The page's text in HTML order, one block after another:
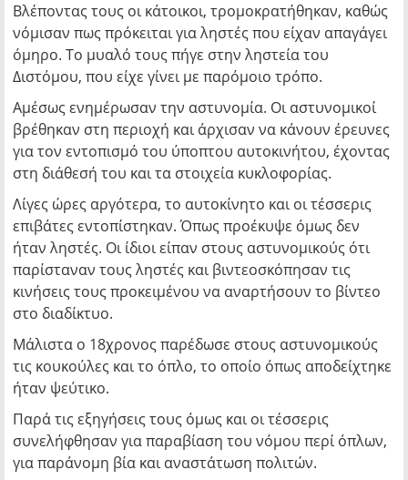
Βλέποντας τους οι κάτοικοι, τρομοκρατήθηκαν, καθώς
νόμισαν πως πρόκειται για ληστές που είχαν απαγάγει
όμηρο. Το μυαλό τους πήγε στην ληστεία του
Διστόμου, που είχε γίνει με παρόμοιο τρόπο.
Αμέσως ενημέρωσαν την αστυνομία. Οι αστυνομικοί
βρέθηκαν στη περιοχή και άρχισαν να κάνουν έρευνες
για τον εντοπισμό του ύποπτου αυτοκινήτου, έχοντας
στη διάθεσή του και τα στοιχεία κυκλοφορίας.
Λίγες ώρες αργότερα, το αυτοκίνητο και οι τέσσερις
επιβάτες εντοπίστηκαν. Όπως προέκυψε όμως δεν
ήταν ληστές. Οι ίδιοι είπαν στους αστυνομικούς ότι
παρίσταναν τους ληστές και βιντεοσκόπησαν τις
κινήσεις τους προκειμένου να αναρτήσουν το βίντεο
στο διαδίκτυο.
Μάλιστα ο 18χρονος παρέδωσε στους αστυνομικούς
τις κουκούλες και το όπλο, το οποίο όπως αποδείχτηκε
ήταν ψεύτικο.
Παρά τις εξηγήσεις τους όμως και οι τέσσερις
συνελήφθησαν για παραβίαση του νόμου περί όπλων,
για παράνομη βία και αναστάτωση πολιτών.